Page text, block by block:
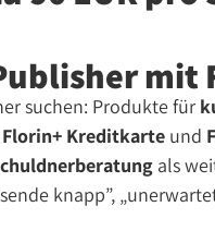
mit
suchen: Produkte für
Florin+ Kreditkarte und
als
knapp”,